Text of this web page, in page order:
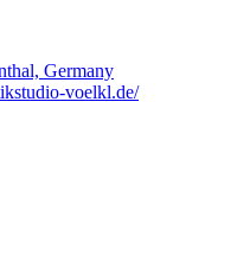
Germany
voelkl.de/